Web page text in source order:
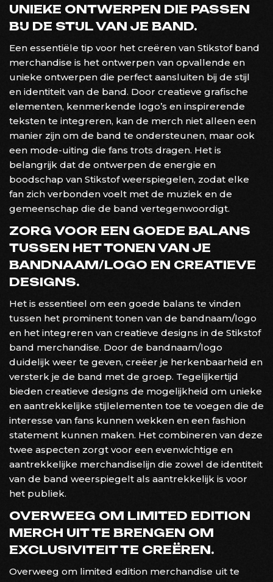
UNIEKE ONTWERPEN DIE PASSEN
BIJ DE STIJL VAN JE BAND.
Een essentiële tip voor het creëren van Stikstof band
merchandise is het ontwerpen van opvallende en
unieke ontwerpen die perfect aansluiten bij de stijl
en identiteit van de band. Door creatieve grafische
elementen, kenmerkende logo’s en inspirerende
teksten te integreren, kan de merch niet alleen een
manier zijn om de band te ondersteunen, maar ook
een mode-uiting die fans trots dragen. Het is
belangrijk dat de ontwerpen de energie en
boodschap van Stikstof weerspiegelen, zodat elke
fan zich verbonden voelt met de muziek en de
gemeenschap die de band vertegenwoordigt.
ZORG VOOR EEN GOEDE BALANS
TUSSEN HET TONEN VAN JE
BANDNAAM/LOGO EN CREATIEVE
DESIGNS.
Het is essentieel om een goede balans te vinden
tussen het prominent tonen van de bandnaam/logo
en het integreren van creatieve designs in de Stikstof
band merchandise. Door de bandnaam/logo
duidelijk weer te geven, creëer je herkenbaarheid en
versterk je de band met de groep. Tegelijkertijd
bieden creatieve designs de mogelijkheid om unieke
en aantrekkelijke stijlelementen toe te voegen die de
interesse van fans kunnen wekken en een fashion
statement kunnen maken. Het combineren van deze
twee aspecten zorgt voor een evenwichtige en
aantrekkelijke merchandiselijn die zowel de identiteit
van de band weerspiegelt als aantrekkelijk is voor
het publiek.
OVERWEEG OM LIMITED EDITION
MERCH UIT TE BRENGEN OM
EXCLUSIVITEIT TE CREËREN.
Overweeg om limited edition merchandise uit te